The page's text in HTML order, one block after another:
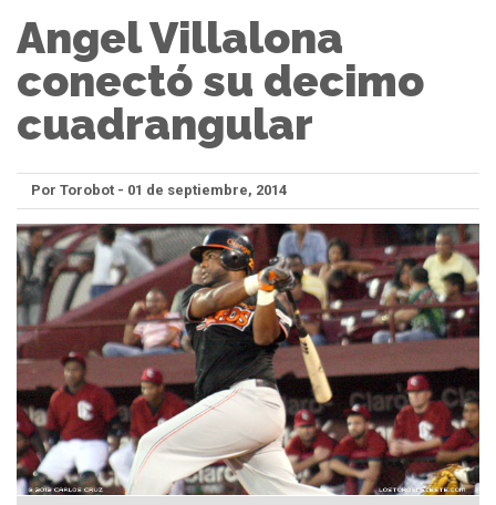
Angel Villalona
conectó su decimo
cuadrangular
Por Torobot - 01 de septiembre, 2014